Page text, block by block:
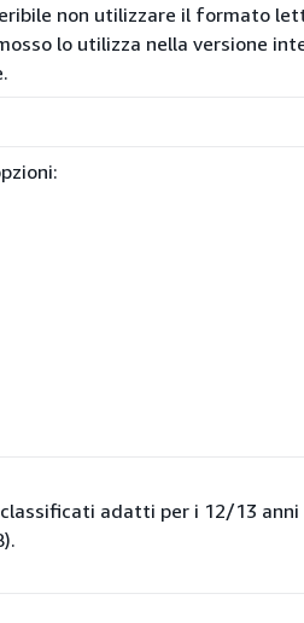
non utilizzare il formato
lo utilizza nella versione
adatti per i 12/13 anni